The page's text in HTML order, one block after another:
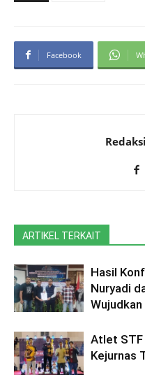
Facebook
ARTIKEL TERKAIT
Hasil
Nuryadi
Atlet STF
Kejurnas